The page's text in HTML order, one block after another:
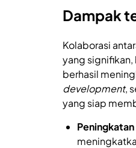
Dampak
Kolaborasi
yang
berhasil
development,
yang siap